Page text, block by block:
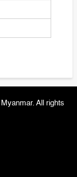
All rights